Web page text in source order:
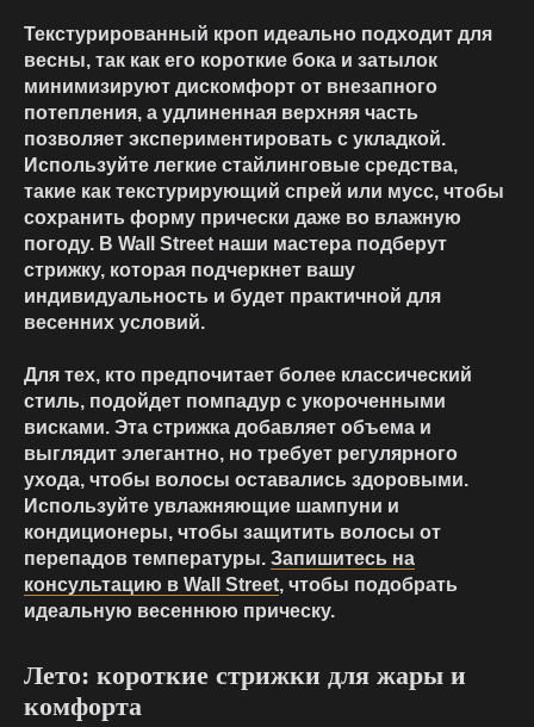
Текстурированный кроп идеально подходит для
весны, так как его короткие бока и затылок
минимизируют дискомфорт от внезапного
потепления, а удлиненная верхняя часть
позволяет экспериментировать с укладкой.
Используйте легкие стайлинговые средства,
такие как текстурирующий спрей или мусс, чтобы
сохранить форму прически даже во влажную
погоду. В Wall Street наши мастера подберут
стрижку, которая подчеркнет вашу
индивидуальность и будет практичной для
весенних условий.
Для тех, кто предпочитает более классический
стиль, подойдет помпадур с укороченными
висками. Эта стрижка добавляет объема и
выглядит элегантно, но требует регулярного
ухода, чтобы волосы оставались здоровыми.
Используйте увлажняющие шампуни и
кондиционеры, чтобы защитить волосы от
перепадов температуры. Запишитесь на
консультацию в Wall Street, чтобы подобрать
идеальную весеннюю прическу.
Лето: короткие стрижки для жары и
комфорта